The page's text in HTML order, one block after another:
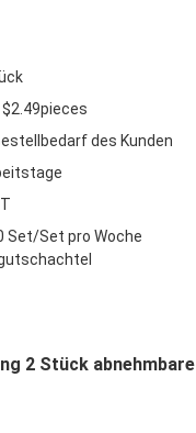
$2.49pieces
des Kunden
Set/Set pro Woche
2 Stück abnehmbare